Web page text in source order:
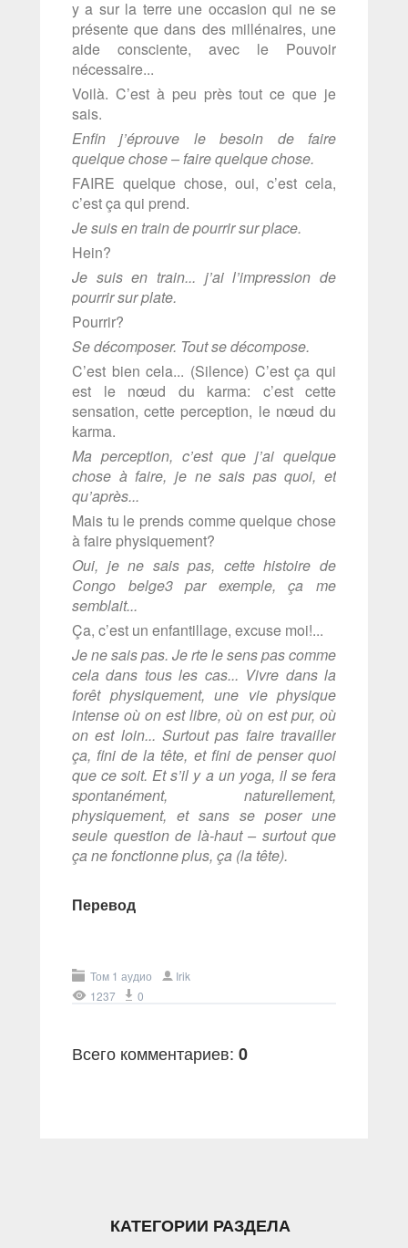
y a sur la terre une occasion qui ne se
présente que dans des millénaires, une
aide consciente, avec le Pouvoir
nécessaire...
Voilà. C’est à peu près tout ce que je
sais.
Enfin j’éprouve le besoin de faire
quelque chose – faire quelque chose.
FAIRE quelque chose, oui, c’est cela,
c’est ça qui prend.
Je suis en train de pourrir sur place.
Hein?
Je suis en train... j’ai l’impression de
pourrir sur plate.
Pourrir?
Se décomposer. Tout se décompose.
C’est bien cela... (Silence) C’est ça qui
est le nœud du karma: c’est cette
sensation, cette perception, le nœud du
karma.
Ma perception, c’est que j’ai quelque
chose à faire, je ne sais pas quoi, et
qu’après...
Mais tu le prends comme quelque chose
à faire physiquement?
Oui, je ne sais pas, cette histoire de
Congo belge3 par exemple, ça me
semblait...
Ça, c’est un enfantillage, excuse moi!...
Je ne sais pas. Je rte le sens pas comme
cela dans tous les cas... Vivre dans la
forêt physiquement, une vie physique
intense où on est libre, où on est pur, où
on est loin... Surtout pas faire travailler
ça, fini de la tête, et fini de penser quoi
que ce soit. Et s’il y a un yoga, il se fera
spontanément, naturellement,
physiquement, et sans se poser une
seule question de là-haut – surtout que
ça ne fonctionne plus, ça (la tête).
Перевод
Том 1 аудио
Irik
1237
0
Всего комментариев: 0
КАТЕГОРИИ РАЗДЕЛА